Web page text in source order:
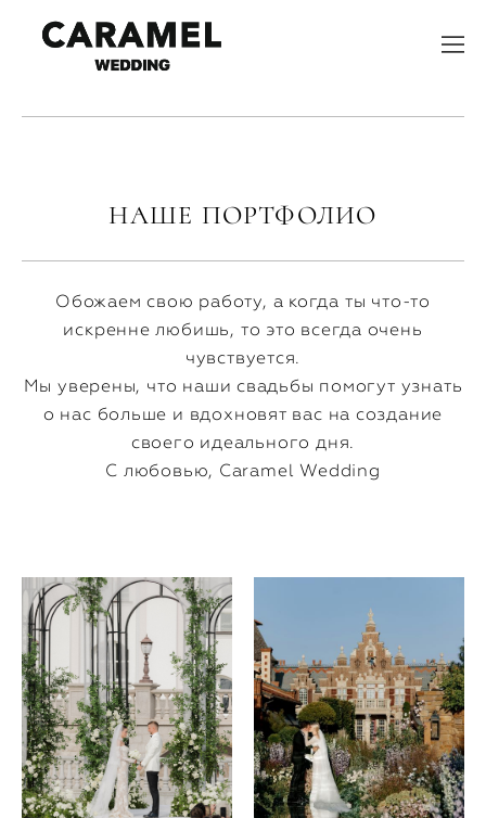
НАШЕ ПОРТФОЛИО
Обожаем свою работу, а когда ты что-то
искренне любишь, то это всегда очень
чувствуется.
Мы уверены, что наши свадьбы помогут узнать
о нас больше и вдохновят вас на создание
своего идеального дня.
С любовью, Caramel Wedding